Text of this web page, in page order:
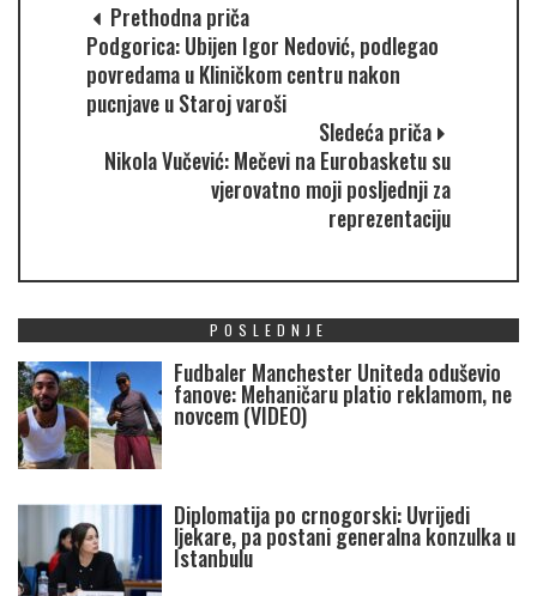
Prethodna priča
Podgorica: Ubijen Igor Nedović, podlegao
povredama u Kliničkom centru nakon
pucnjave u Staroj varoši
Sledeća priča
Nikola Vučević: Mečevi na Eurobasketu su
vjerovatno moji posljednji za
reprezentaciju
POSLEDNJE
Fudbaler Manchester Uniteda oduševio
fanove: Mehaničaru platio reklamom, ne
novcem (VIDEO)
Diplomatija po crnogorski: Uvrijedi
ljekare, pa postani generalna konzulka u
Istanbulu